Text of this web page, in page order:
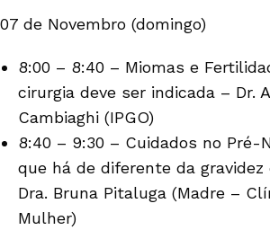
07 de Novembro (domingo)
8:00 – 8:40 – Miomas e
cirurgia deve ser indicada – Dr.
Cambiaghi (IPGO)
8:40 – 9:30 – Cuidados no Pré-
que há de diferente da gravidez
Dra. Bruna Pitaluga (Madre –
Mulher)